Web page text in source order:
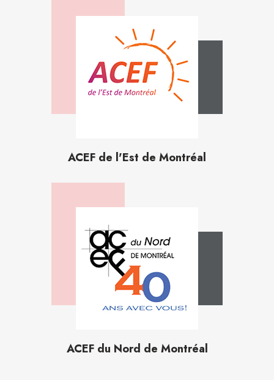
ACEF de l'Est de Montréal
ACEF du Nord de Montréal